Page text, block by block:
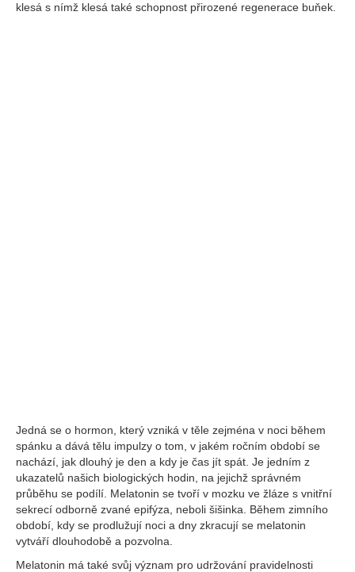
klesá s nímž klesá také schopnost přirozené regenerace buňek.
Jedná se o hormon, který vzniká v těle zejména v noci během
spánku a dává tělu impulzy o tom, v jakém ročním období se
nachází, jak dlouhý je den a kdy je čas jít spát. Je jedním z
ukazatelů našich biologických hodin, na jejichž správném
průběhu se podílí. Melatonin se tvoří v mozku ve žláze s vnitřní
sekrecí odborně zvané epifýza, neboli šišinka. Během zimního
období, kdy se prodlužují noci a dny zkracují se melatonin
vytváří dlouhodobě a pozvolna.
Melatonin má také svůj význam pro udržování pravidelnosti